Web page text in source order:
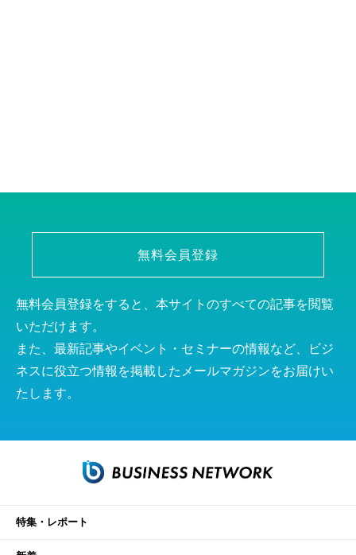
無料会員登録
無料会員登録をすると、本サイトのすべての記事を閲覧
いただけます。
また、最新記事やイベント・セミナーの情報など、ビジ
ネスに役立つ情報を掲載したメールマガジンをお届けい
たします。
特集・レポート